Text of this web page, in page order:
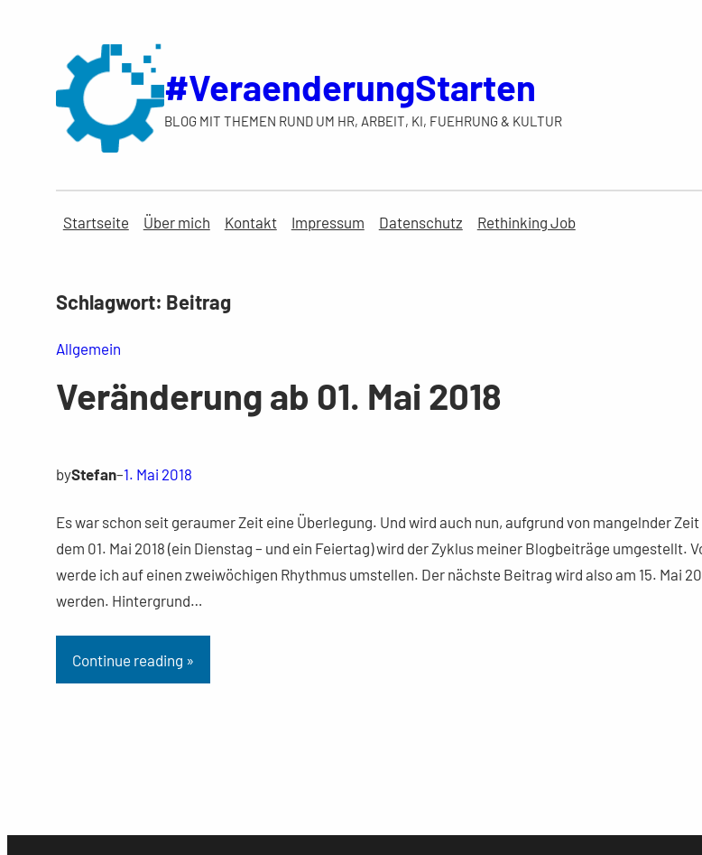
#VeraenderungStarten
BLOG MIT THEMEN RUND UM HR, ARBEIT, KI, FUEHRUNG & KULTUR
Startseite Über mich Kontakt Impressum Datenschutz Rethinking Job
Schlagwort: Beitrag
Allgemein
Veränderung ab 01. Mai 2018
byStefan–1. Mai 2018
Es war schon seit geraumer Zeit eine Überlegung. Und wird auch nun, aufgrund von mangelnder
dem 01. Mai 2018 (ein Dienstag – und ein Feiertag) wird der Zyklus meiner Blogbeiträge umgestellt.
werde ich auf einen zweiwöchigen Rhythmus umstellen. Der nächste Beitrag wird also am 15. Mai
werden. Hintergrund…
Continue reading »